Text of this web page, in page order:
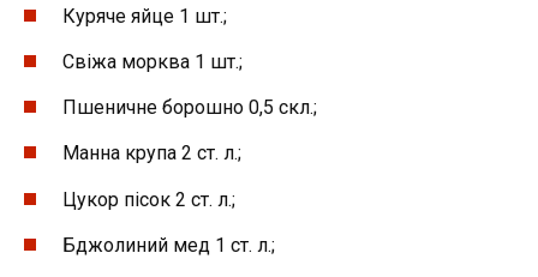
Куряче яйце 1 шт.;
Свіжа морква 1 шт.;
Пшеничне борошно 0,5 скл.;
Манна крупа 2 ст. л.;
Цукор пісок 2 ст. л.;
Бджолиний мед 1 ст. л.;